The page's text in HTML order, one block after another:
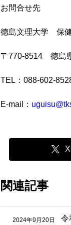
お問合せ先
徳島文理大学
〒770-8514 徳島
TEL：088-602-
E-mail：
X
関連記事
2024年9月20日 令